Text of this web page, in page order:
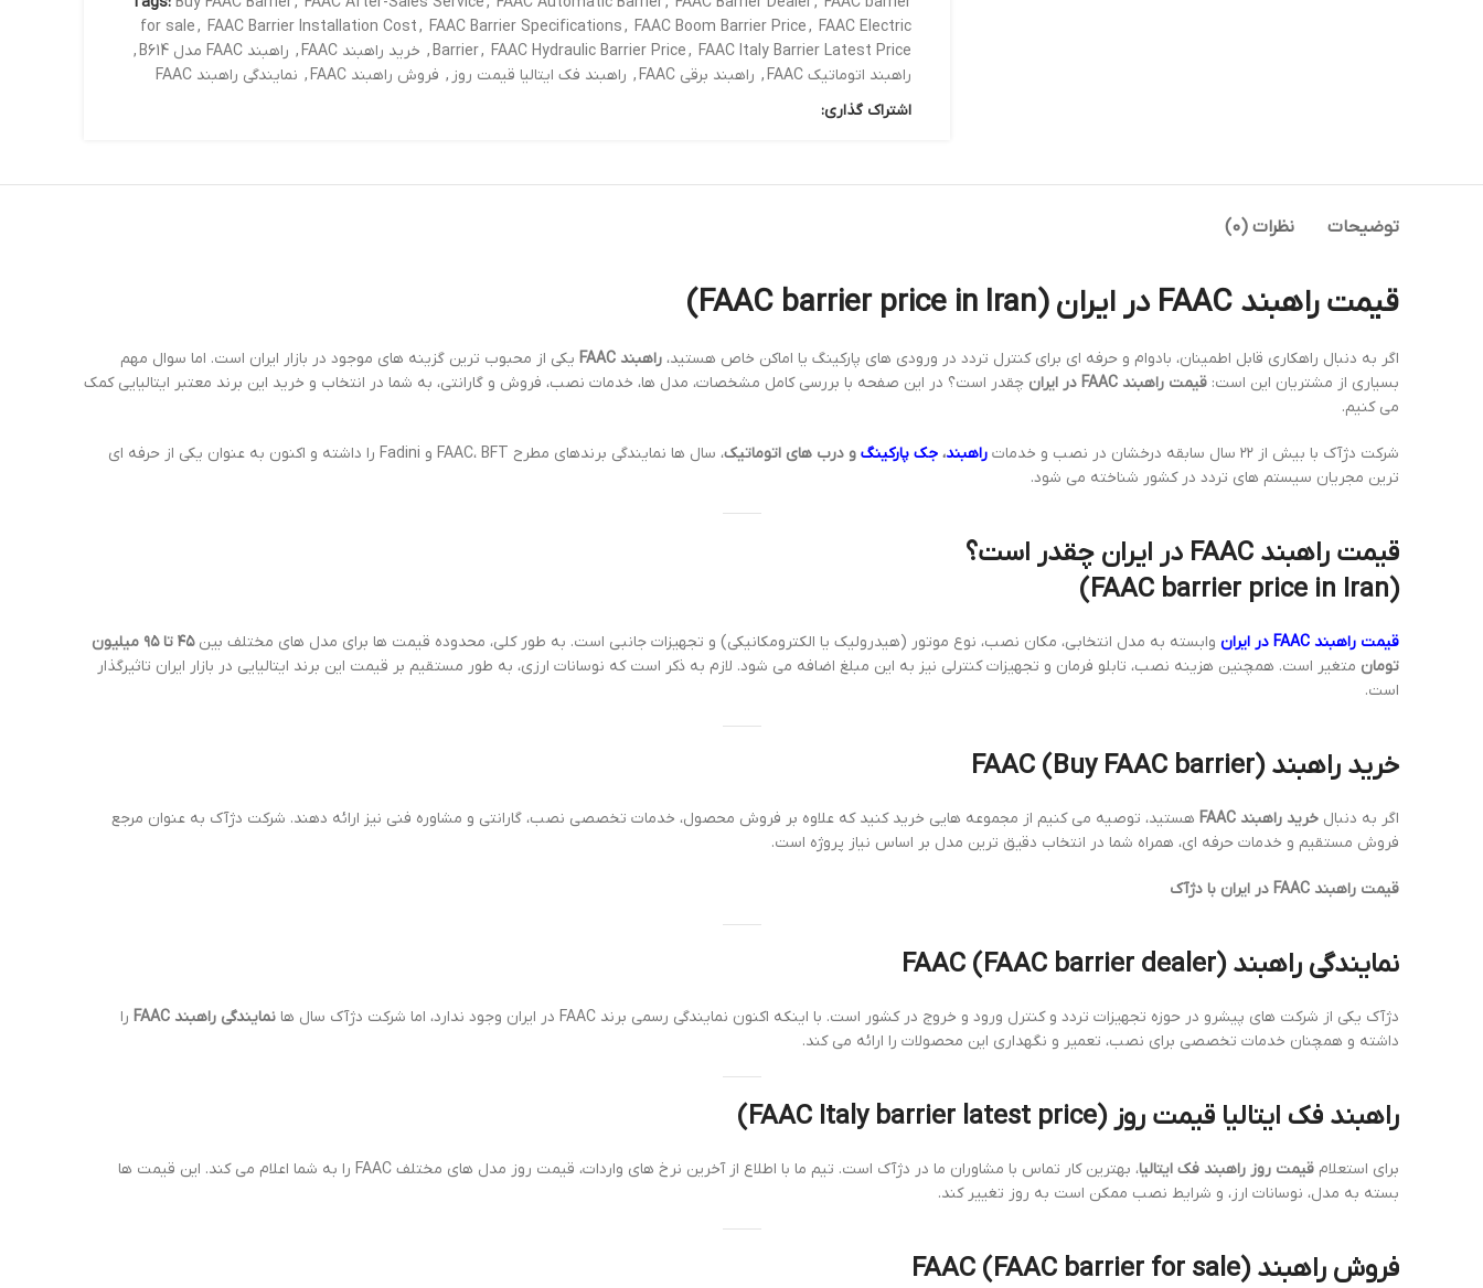
for sale, FAAC Barrier Installation Cost, FAAC Barrier Specifications, FAAC Boom Barrier Price, FAAC Electric
Barrier, FAAC Hydraulic Barrier Price, FAAC Italy Barrier Latest Price
, خرید راهبند FAAC , راهبند FAAC مدل B614
,
راهبند اتوماتیک FAAC
, راهبند برقی FAAC , راهبند فک ایتالیا قیمت روز , فروش راهبند FAAC , نمایندگی راهبند FAAC
اشتراک گذاری:
توضیحات نظرات (0)
قیمت راهبند FAAC در ایران (FAAC barrier price in Iran)
اگر به دنبال راهکاری قابل اطمینان، بادوام و حرفه ای برای کنترل تردد در ورودی های پارکینگ یا اماکن خاص هستید، راهبند FAAC
یکی از محبوب ترین گزینه های موجود در بازار ایران است. اما سوال مهم
بسیاری از مشتریان این است: قیمت راهبند FAAC در ایران
چقدر است؟ در این صفحه با بررسی کامل مشخصات، مدل ها، خدمات نصب، فروش و گارانتی، به شما در انتخاب و خرید این برند معتبر ایتالیایی کمک
می کنیم.
شرکت دژآک با بیش از ۲۲ سال سابقه درخشان در نصب و خدمات راهبند، جک پارکینگ و درب های اتوماتیک
، سال ها نمایندگی برندهای مطرح FAAC، BFT و Fadini را داشته و اکنون به عنوان یکی از حرفه ای
ترین مجریان سیستم های تردد در کشور شناخته می شود.
قیمت راهبند FAAC در ایران چقدر است؟
(FAAC barrier price in Iran)
قیمت راهبند FAAC در ایران وابسته به مدل انتخابی، مکان نصب، نوع موتور (هیدرولیک یا الکترومکانیکی) و تجهیزات جانبی است. به طور کلی، محدوده قیمت ها برای مدل های مختلف بین
۴۵ تا ۹۵ میلیون
تومان متغیر است. همچنین هزینه نصب، تابلو فرمان و تجهیزات کنترلی نیز به این مبلغ اضافه می شود. لازم به ذکر است که نوسانات ارزی، به طور مستقیم بر قیمت این برند ایتالیایی در بازار ایران تاثیرگذار
است.
خرید راهبند FAAC (Buy FAAC barrier)
اگر به دنبال خرید راهبند FAAC
هستید، توصیه می کنیم از مجموعه هایی خرید کنید که علاوه بر فروش محصول، خدمات تخصصی نصب، گارانتی و مشاوره فنی نیز ارائه دهند. شرکت دژآک به عنوان مرجع
فروش مستقیم و خدمات حرفه ای، همراه شما در انتخاب دقیق ترین مدل بر اساس نیاز پروژه است.
قیمت راهبند FAAC در ایران با دژآک
نمایندگی راهبند FAAC (FAAC barrier dealer)
دژآک یکی از شرکت های پیشرو در حوزه تجهیزات تردد و کنترل ورود و خروج در کشور است. با اینکه اکنون نمایندگی رسمی برند FAAC در ایران وجود ندارد، اما شرکت دژآک سال ها نمایندگی راهبند FAAC
را
داشته و همچنان خدمات تخصصی برای نصب، تعمیر و نگهداری این محصولات را ارائه می کند.
راهبند فک ایتالیا قیمت روز (FAAC Italy barrier latest price)
برای استعلام قیمت روز راهبند فک ایتالیا
، بهترین کار تماس با مشاوران ما در دژآک است. تیم ما با اطلاع از آخرین نرخ های واردات، قیمت روز مدل های مختلف FAAC را به شما اعلام می کند. این قیمت ها
بسته به مدل، نوسانات ارز، و شرایط نصب ممکن است به روز تغییر کند.
فروش راهبند FAAC (FAAC barrier for sale)